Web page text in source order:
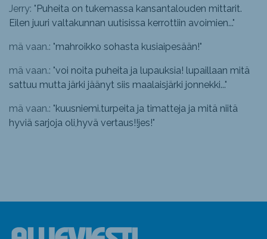
Jerry: "Puheita on tukemassa kansantalouden mittarit.
Eilen juuri valtakunnan uutisissa kerrottiin avoimien..."
mä vaan.: "mahroikko sohasta kusiaipesään!"
mä vaan.: "voi noita puheita ja lupauksia! lupaillaan mitä
sattuu mutta järki jäänyt siis maalaisjärki jonnekki..."
mä vaan.: "kuusniemi.turpeita ja timatteja ja mitä niitä
hyviä sarjoja oli,hyvä vertaus!!jes!"